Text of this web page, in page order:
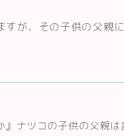
が、その子供の父親
』ナツコの子供の父親は